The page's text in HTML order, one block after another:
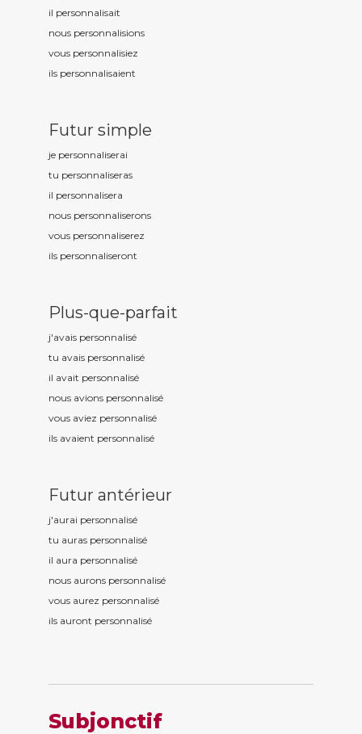
il personnalisait
nous personnalisions
vous personnalisiez
ils personnalisaient
Futur simple
je personnaliserai
tu personnaliseras
il personnalisera
nous personnaliserons
vous personnaliserez
ils personnaliseront
Plus-que-parfait
j'avais personnalisé
tu avais personnalisé
il avait personnalisé
nous avions personnalisé
vous aviez personnalisé
ils avaient personnalisé
Futur antérieur
j'aurai personnalisé
tu auras personnalisé
il aura personnalisé
nous aurons personnalisé
vous aurez personnalisé
ils auront personnalisé
Subjonctif